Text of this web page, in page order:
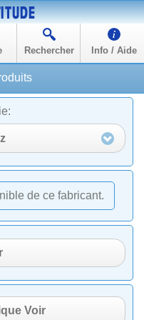
Rechercher Info / Aide
de ce fabricant.
Voir